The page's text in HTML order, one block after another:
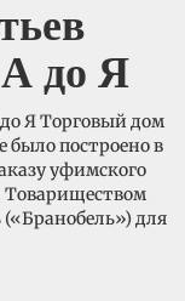
до Я
Я Торговый дом
было построено в
уфимского
Товариществом
(«Бранобель») для